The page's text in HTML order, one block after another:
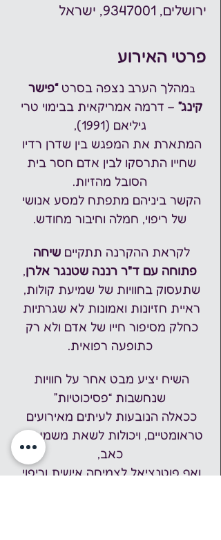
ירושלים, 9347001, ישראל
פרטי האירוע
במהלך הערב נצפה בסרט “פישר
קינג” – דרמה אמריקאית בבימוי טרי
גיליאם (1991),
המתארת את המפגש בין שדרן רדיו
שחייו התרסקו לבין אדם חסר בית
הסובל מהזיות.
הקשר ביניהם מתפתח למסע אנושי
של ריפוי, חמלה וחיבור מחודש.
לקראת ההקרנה תתקיים שיחה
פתוחה עם ד"ר רננה שטנגר אלרן,
שתעסוק בחוויות של שמיעת קולות,
ראיית חזיונות ואמונות לא שגרתיות
כחלק מסיפור חייו של אדם ולא רק
כתופעה רפואית.
השיח יציע מבט אחר על חוויות
שנחשבות “פסיכוטיות”
ככאלה הנובעות לעיתים מאירועים
טראומטיים, ויכולות לשאת משמעות,
כאב,
ואף פוטנציאל לצמיחה אישית וריפוי.